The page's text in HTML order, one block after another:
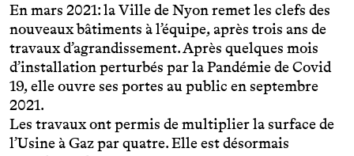
En mars 2021: la Ville de Nyon remet les clefs des
nouveaux bâtiments à l’équipe, après trois ans de
travaux d’agrandissement. Après quelques mois
d’installation perturbés par la Pandémie de Covid
19, elle ouvre ses portes au public en septembre
2021.
Les travaux ont permis de multiplier la surface de
l’Usine à Gaz par quatre. Elle est désormais